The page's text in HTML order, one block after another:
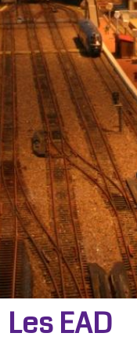
Les EAD